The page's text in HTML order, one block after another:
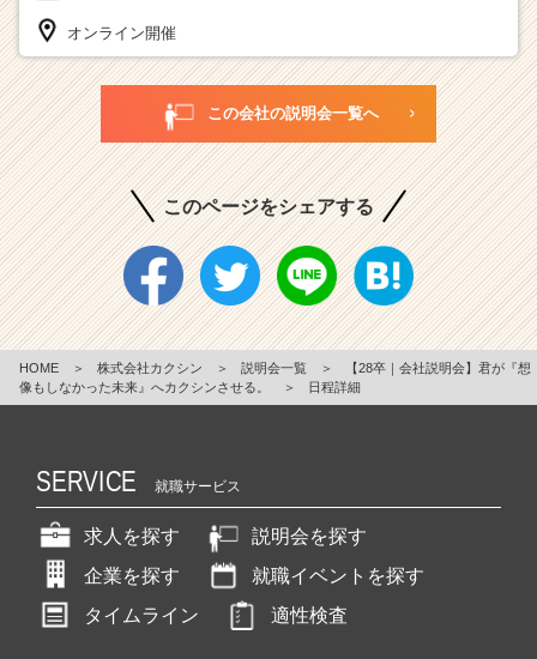
オンライン開催
この会社の説明会一覧へ
このページをシェアする
HOME ＞ 株式会社カクシン ＞ 説明会一覧 ＞
【28卒｜会社説明会】君が『想
像もしなかった未来』へカクシンさせる。
＞ 日程詳細
SERVICE 就職サービス
求人を探す
説明会を探す
企業を探す
就職イベントを探す
タイムライン
適性検査